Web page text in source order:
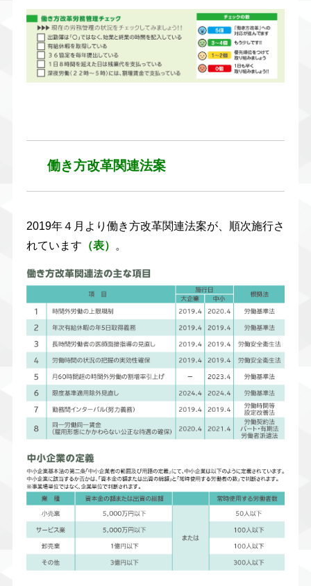
働き方改革関連法案
2019年４月より働き方改革関連法案が、順次施行さ
れています （表） 。